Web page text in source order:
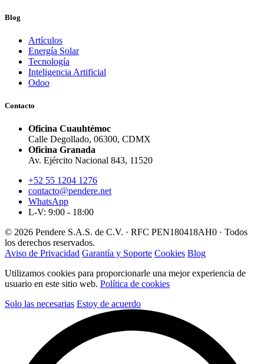
Blog
Artículos
Energía Solar
Tecnología
Inteligencia Artificial
Odoo
Contacto
Oficina Cuauhtémoc
Calle Degollado, 06300, CDMX
Oficina Granada
Av. Ejército Nacional 843, 11520
+52 55 1204 1276
contacto@pendere.net
WhatsApp
L-V: 9:00 - 18:00
© 2026 Pendere S.A.S. de C.V. · RFC PEN180418AH0 · Todos
los derechos reservados.
Aviso de Privacidad Garantía y Soporte Cookies Blog
Utilizamos cookies para proporcionarle una mejor experiencia de
usuario en este sitio web. Política de cookies
Solo las necesarias Estoy de acuerdo